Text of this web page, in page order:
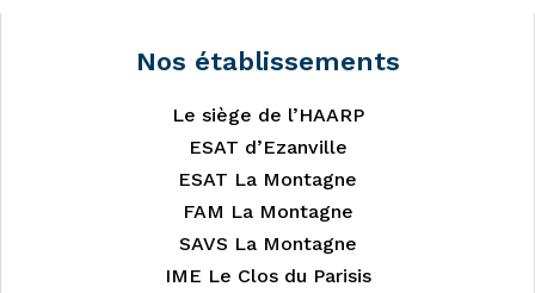
Nos établissements
Le siège de l’HAARP
ESAT d’Ezanville
ESAT La Montagne
FAM La Montagne
SAVS La Montagne
IME Le Clos du Parisis